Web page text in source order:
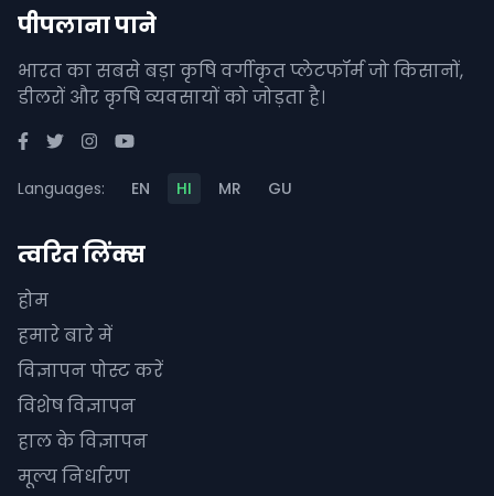
पीपलाना पाने
भारत का सबसे बड़ा कृषि वर्गीकृत प्लेटफॉर्म जो किसानों,
डीलरों और कृषि व्यवसायों को जोड़ता है।
Languages: EN HI MR GU
त्वरित लिंक्स
होम
हमारे बारे में
विज्ञापन पोस्ट करें
विशेष विज्ञापन
हाल के विज्ञापन
मूल्य निर्धारण